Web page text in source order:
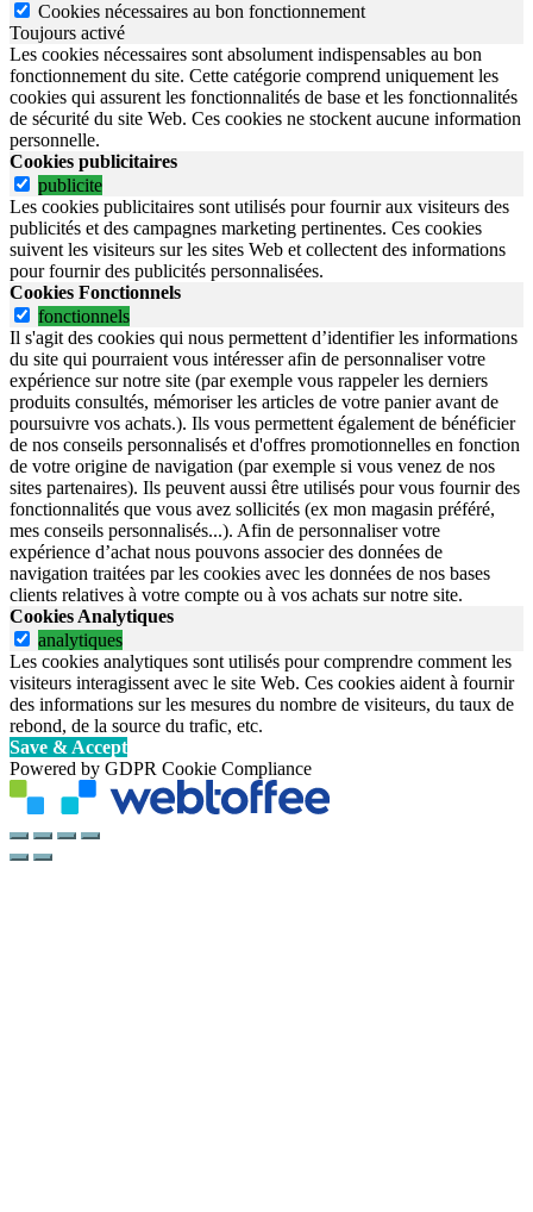
Cookies nécessaires au bon fonctionnement
Toujours activé
Les cookies nécessaires sont absolument indispensables au bon
fonctionnement du site. Cette catégorie comprend uniquement les
cookies qui assurent les fonctionnalités de base et les fonctionnalités
de sécurité du site Web. Ces cookies ne stockent aucune information
personnelle.
Cookies publicitaires
publicite
Les cookies publicitaires sont utilisés pour fournir aux visiteurs des
publicités et des campagnes marketing pertinentes. Ces cookies
suivent les visiteurs sur les sites Web et collectent des informations
pour fournir des publicités personnalisées.
Cookies Fonctionnels
fonctionnels
Il s'agit des cookies qui nous permettent d’identifier les informations
du site qui pourraient vous intéresser afin de personnaliser votre
expérience sur notre site (par exemple vous rappeler les derniers
produits consultés, mémoriser les articles de votre panier avant de
poursuivre vos achats.). Ils vous permettent également de bénéficier
de nos conseils personnalisés et d'offres promotionnelles en fonction
de votre origine de navigation (par exemple si vous venez de nos
sites partenaires). Ils peuvent aussi être utilisés pour vous fournir des
fonctionnalités que vous avez sollicités (ex mon magasin préféré,
mes conseils personnalisés...). Afin de personnaliser votre
expérience d’achat nous pouvons associer des données de
navigation traitées par les cookies avec les données de nos bases
clients relatives à votre compte ou à vos achats sur notre site.
Cookies Analytiques
analytiques
Les cookies analytiques sont utilisés pour comprendre comment les
visiteurs interagissent avec le site Web. Ces cookies aident à fournir
des informations sur les mesures du nombre de visiteurs, du taux de
rebond, de la source du trafic, etc.
Save & Accept
Powered by GDPR Cookie Compliance